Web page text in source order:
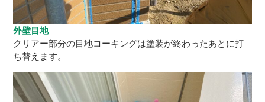
外壁目地
クリアー部分の目地コーキングは塗装が終わったあとに打
ち替えます。